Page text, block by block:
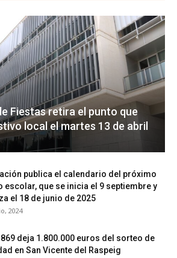
Fiestas retira el punto que
local el martes 13 de abril
publica el calendario del próximo
escolar, que se inicia el 9 septiembre y
el 18 de junio de 2025
2024
deja 1.800.000 euros del sorteo de
en San Vicente del Raspeig